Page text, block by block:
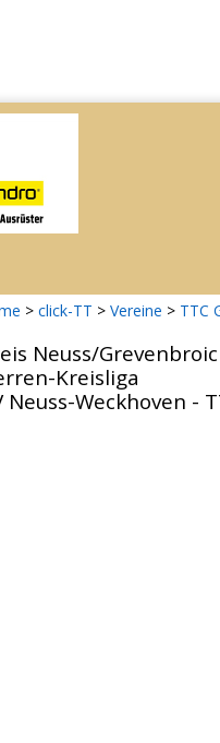
> click-TT > Vereine > TTC
Neuss/
Kreisliga
Neuss-Weckhoven -